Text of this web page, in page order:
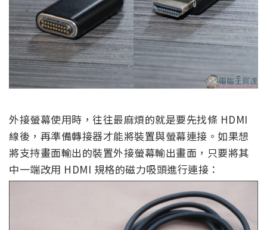
外接螢幕使用時，往往最麻煩的就是要先找條 HDMI
線後，再準備轉接器才能將裝置與螢幕連接。如果想
將支持畫面輸出的裝置外接螢幕輸出畫面，只要將其
中一端改用 HDMI 規格的磁力吸頭進行連接：